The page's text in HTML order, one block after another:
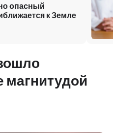
опасный
к Земле
магнитудой